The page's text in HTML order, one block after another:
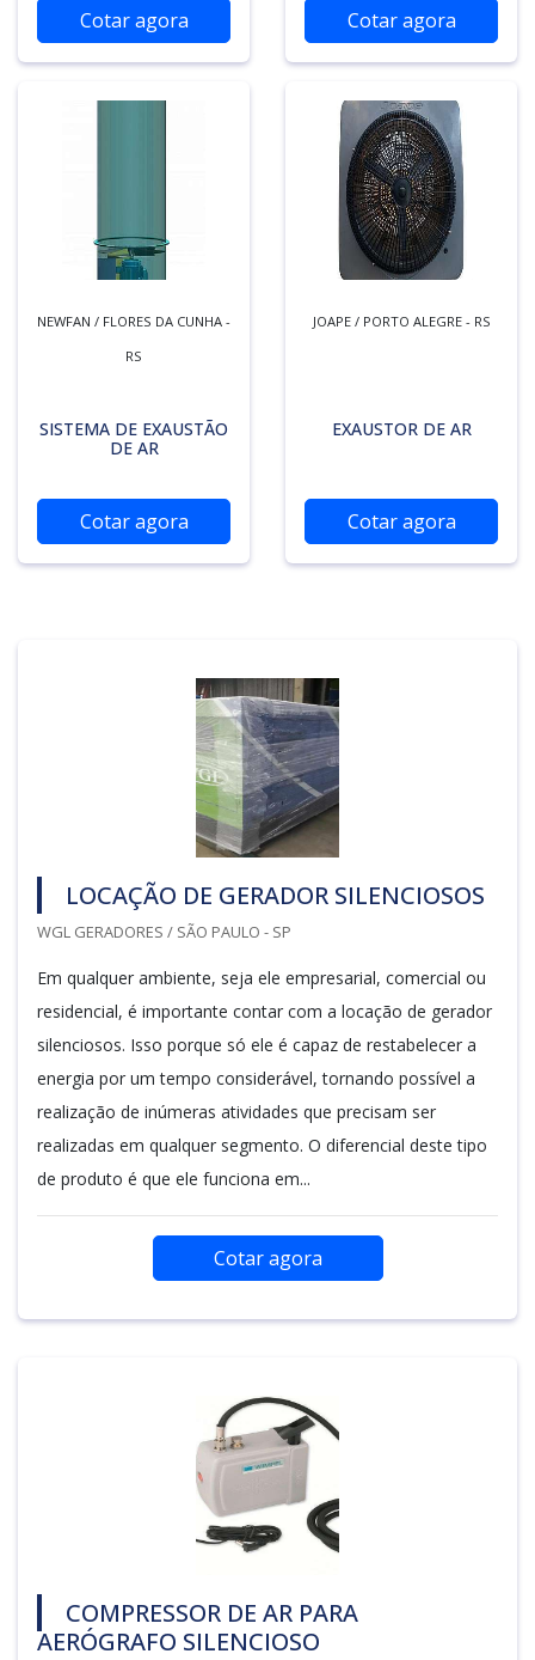
Cotar agora Cotar agora
NEWFAN / FLORES DA CUNHA -
RS
SISTEMA DE EXAUSTÃO
DE AR
Cotar agora
JOAPE / PORTO ALEGRE - RS
EXAUSTOR DE AR
Cotar agora
LOCAÇÃO DE GERADOR SILENCIOSOS
WGL GERADORES / SÃO PAULO - SP
Em qualquer ambiente, seja ele empresarial, comercial ou
residencial, é importante contar com a locação de gerador
silenciosos. Isso porque só ele é capaz de restabelecer a
energia por um tempo considerável, tornando possível a
realização de inúmeras atividades que precisam ser
realizadas em qualquer segmento. O diferencial deste tipo
de produto é que ele funciona em...
Cotar agora
COMPRESSOR DE AR PARA
AERÓGRAFO SILENCIOSO